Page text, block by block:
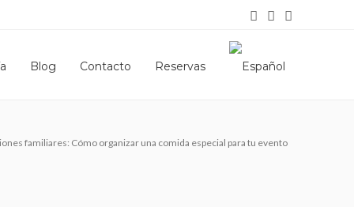
Blog Contacto Reservas
familiares: Cómo organizar una comida especial para tu evento